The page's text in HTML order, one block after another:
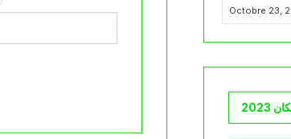
Octobre 23,